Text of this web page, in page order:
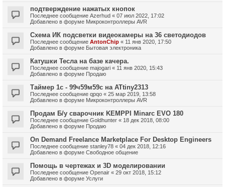
подтверждение нажатых кнопок
Последнее сообщение Azerhud « 07 июл 2022, 17:02
Добавлено в форуме Микроконтроллеры AVR
Схема ИК подсветки видеокамеры на 36 светодиодов
Последнее сообщение AntonChip « 11 янв 2020, 17:50
Добавлено в форуме Бытовая электроника
Катушки Тесла на базе качера.
Последнее сообщение majogari « 11 янв 2020, 15:43
Добавлено в форуме Продаю
Таймер 1с - 99ч59м59с на ATtiny2313
Последнее сообщение qpqo « 25 мар 2019, 13:58
Добавлено в форуме Микроконтроллеры AVR
Продам Б/у сварочник KEMPPI Minarc EVO 180
Последнее сообщение Goldhunter « 18 дек 2018, 08:00
Добавлено в форуме Продаю
On Demand Freelance Marketplace For Desktop Engineers
Последнее сообщение stanley78 « 04 дек 2018, 12:16
Добавлено в форуме Свободное общение
Помощь в чертежах и 3D моделировании
Последнее сообщение Openair « 29 окт 2018, 15:12
Добавлено в форуме Услуги